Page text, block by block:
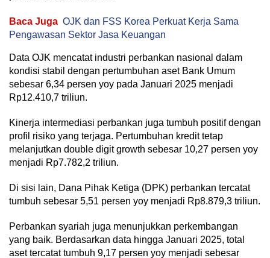
Baca Juga OJK dan FSS Korea Perkuat Kerja Sama
Pengawasan Sektor Jasa Keuangan
Data OJK mencatat industri perbankan nasional dalam
kondisi stabil dengan pertumbuhan aset Bank Umum
sebesar 6,34 persen yoy pada Januari 2025 menjadi
Rp12.410,7 triliun.
Kinerja intermediasi perbankan juga tumbuh positif dengan
profil risiko yang terjaga. Pertumbuhan kredit tetap
melanjutkan double digit growth sebesar 10,27 persen yoy
menjadi Rp7.782,2 triliun.
Di sisi lain, Dana Pihak Ketiga (DPK) perbankan tercatat
tumbuh sebesar 5,51 persen yoy menjadi Rp8.879,3 triliun.
Perbankan syariah juga menunjukkan perkembangan
yang baik. Berdasarkan data hingga Januari 2025, total
aset tercatat tumbuh 9,17 persen yoy menjadi sebesar